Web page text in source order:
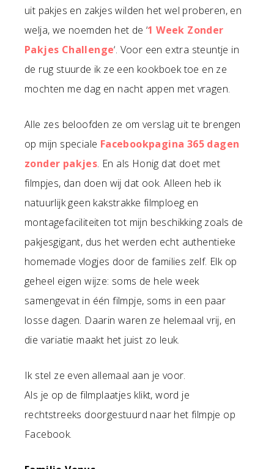
uit pakjes en zakjes wilden het wel proberen, en
welja, we noemden het de ‘1 Week Zonder
Pakjes Challenge‘. Voor een extra steuntje in
de rug stuurde ik ze een kookboek toe en ze
mochten me dag en nacht appen met vragen.
Alle zes beloofden ze om verslag uit te brengen
op mijn speciale Facebookpagina 365 dagen
zonder pakjes. En als Honig dat doet met
filmpjes, dan doen wij dat ook. Alleen heb ik
natuurlijk geen kakstrakke filmploeg en
montagefaciliteiten tot mijn beschikking zoals de
pakjesgigant, dus het werden echt authentieke
homemade vlogjes door de families zelf. Elk op
geheel eigen wijze: soms de hele week
samengevat in één filmpje, soms in een paar
losse dagen. Daarin waren ze helemaal vrij, en
die variatie maakt het juist zo leuk.
Ik stel ze even allemaal aan je voor.
Als je op de filmplaatjes klikt, word je
rechtstreeks doorgestuurd naar het filmpje op
Facebook.